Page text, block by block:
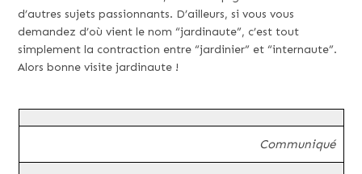
d’autres sujets passionnants. D’ailleurs, si vous vous
demandez d’où vient le nom “jardinaute”, c’est tout
simplement la contraction entre “jardinier” et “internaute”.
Alors bonne visite jardinaute !
Communiqué